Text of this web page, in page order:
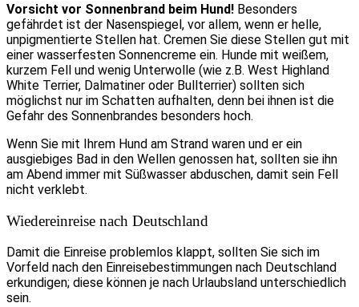
Vorsicht vor Sonnenbrand beim Hund! Besonders
gefährdet ist der Nasenspiegel, vor allem, wenn er helle,
unpigmentierte Stellen hat. Cremen Sie diese Stellen gut mit
einer wasserfesten Sonnencreme ein. Hunde mit weißem,
kurzem Fell und wenig Unterwolle (wie z.B. West Highland
White Terrier, Dalmatiner oder Bullterrier) sollten sich
möglichst nur im Schatten aufhalten, denn bei ihnen ist die
Gefahr des Sonnenbrandes besonders hoch.
Wenn Sie mit Ihrem Hund am Strand waren und er ein
ausgiebiges Bad in den Wellen genossen hat, sollten sie ihn
am Abend immer mit Süßwasser abduschen, damit sein Fell
nicht verklebt.
Wiedereinreise nach Deutschland
Damit die Einreise problemlos klappt, sollten Sie sich im
Vorfeld nach den Einreisebestimmungen nach Deutschland
erkundigen; diese können je nach Urlaubsland unterschiedlich
sein.